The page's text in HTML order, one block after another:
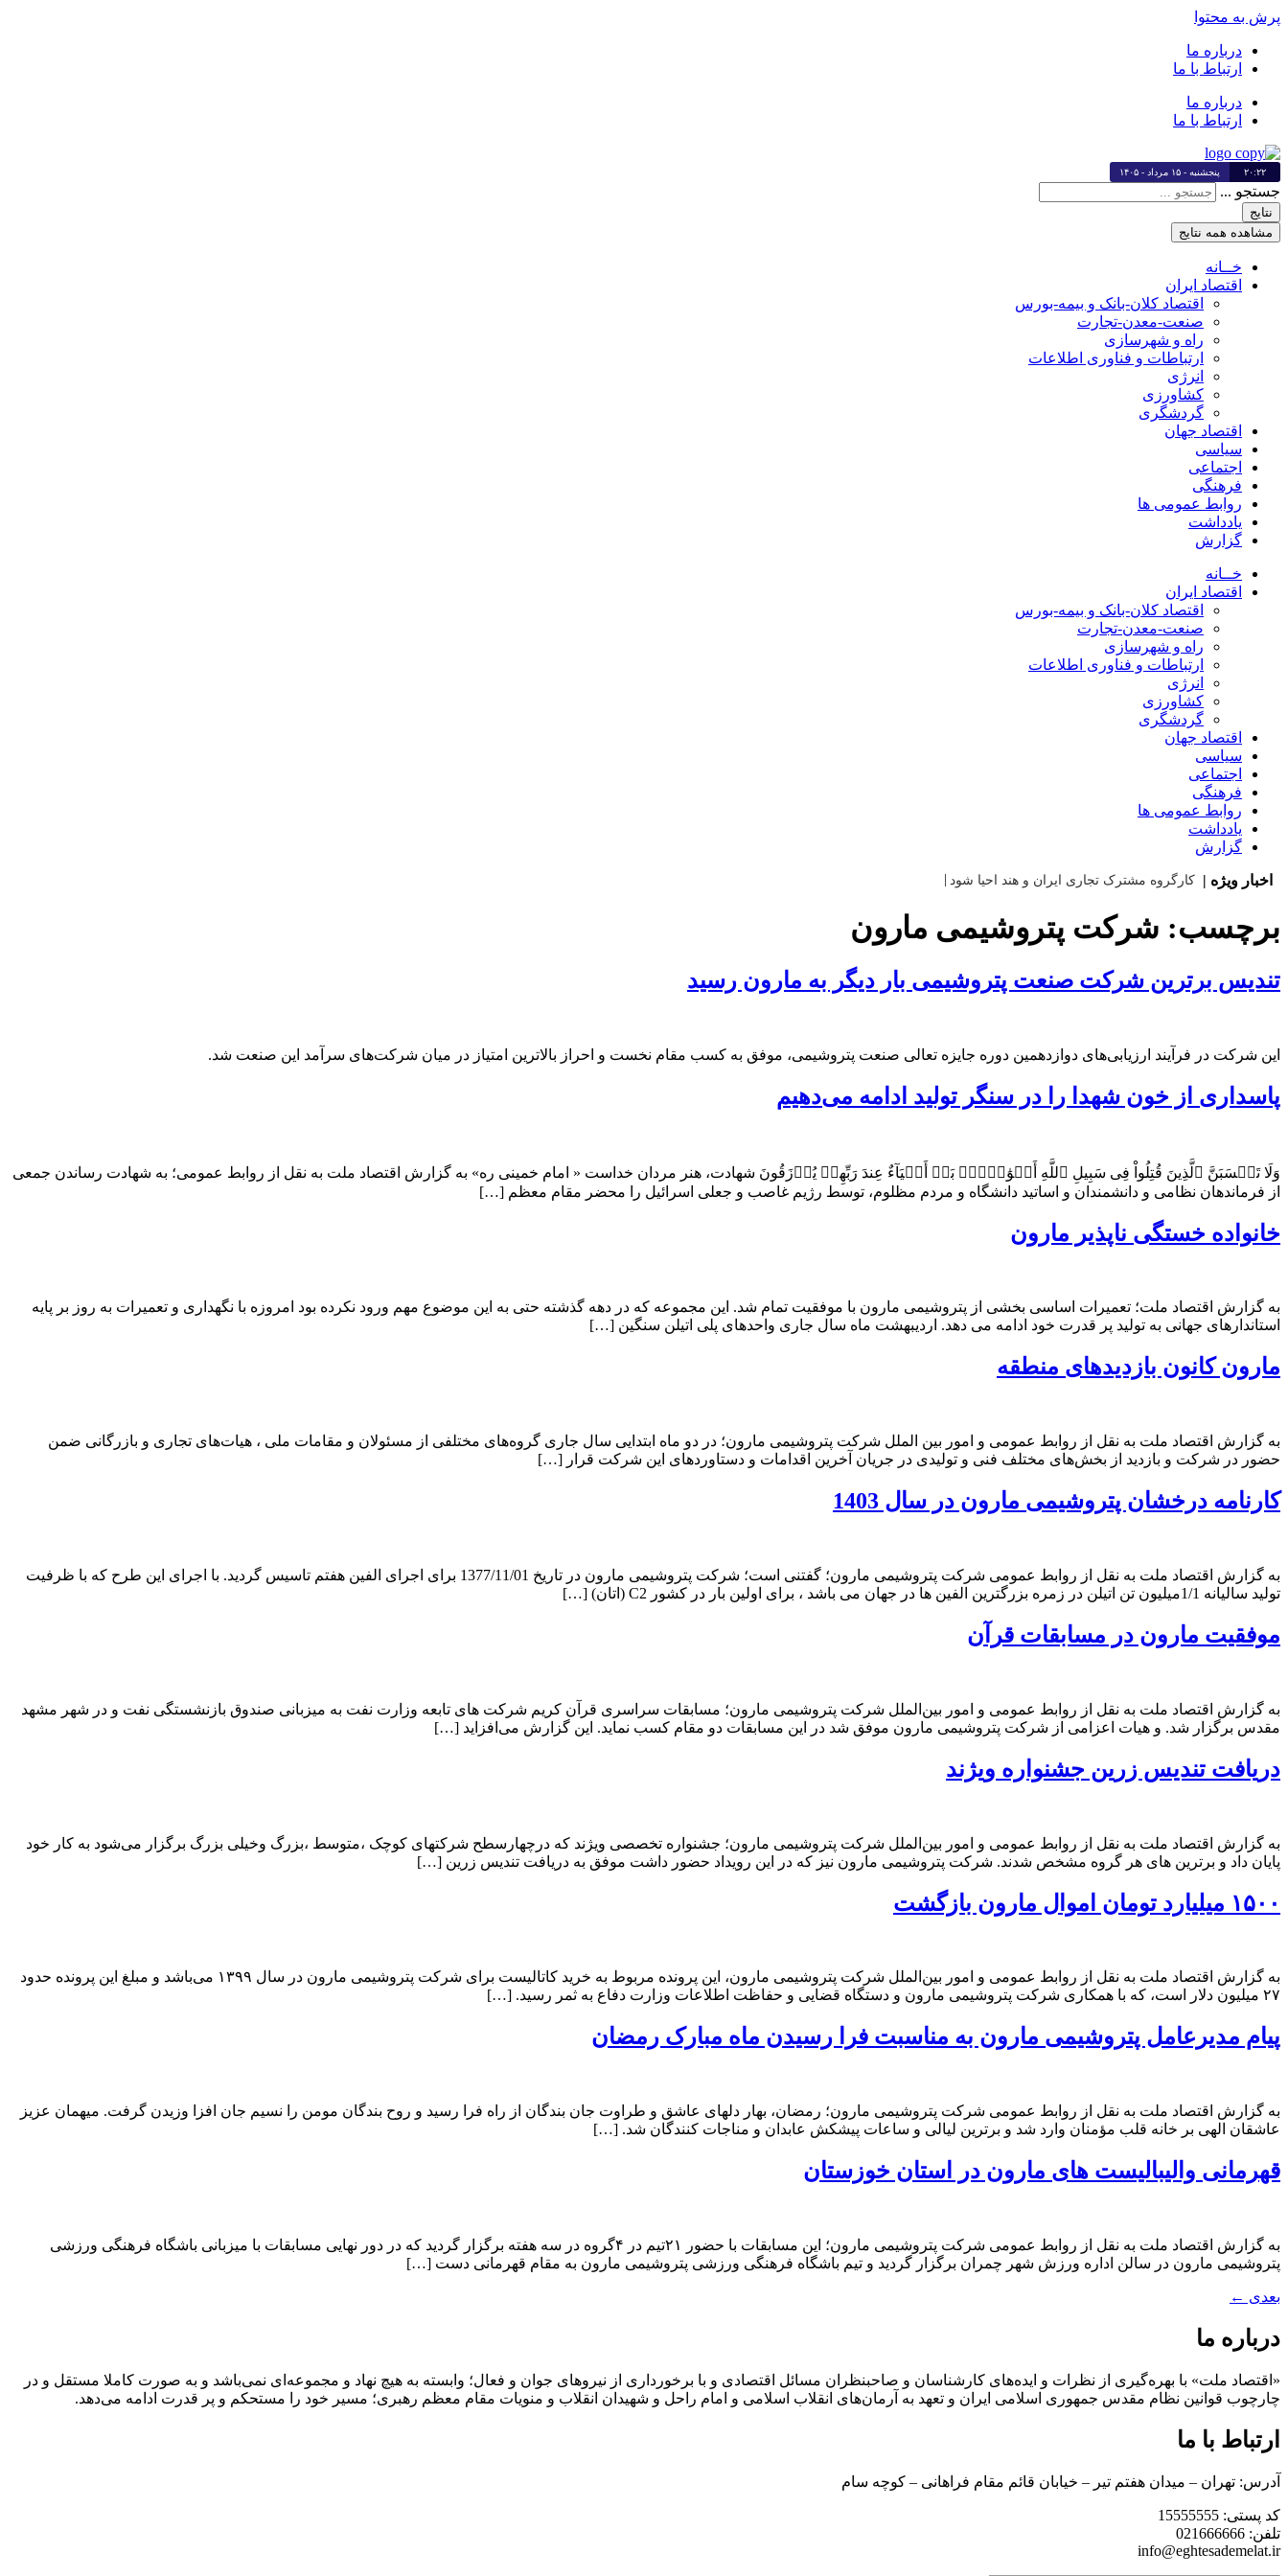
پرش به محتوا
درباره ما
ارتباط با ما
درباره ما
ارتباط با ما
۲۰:۲۲ پنجشنبه - ۱۵ مرداد - ۱۴۰۵
جستجو ...
نتایج
مشاهده همه نتایج
خــانه
اقتصاد ایران
اقتصاد کلان-بانک و بیمه-بورس
صنعت-معدن-تجارت
راه و شهرسازی
ارتباطات و فناوری اطلاعات
انرژی
کشاورزی
گردشگری
اقتصاد جهان
سیاسی
اجتماعی
فرهنگی
روابط عمومی ها
یادداشت
گزارش
خــانه
اقتصاد ایران
اقتصاد کلان-بانک و بیمه-بورس
صنعت-معدن-تجارت
راه و شهرسازی
ارتباطات و فناوری اطلاعات
انرژی
کشاورزی
گردشگری
اقتصاد جهان
سیاسی
اجتماعی
فرهنگی
روابط عمومی ها
یادداشت
گزارش
اخبار ویژه | کارگروه مشترک تجاری ایران و هند احیا شود
برچسب: شرکت پتروشیمی مارون
تندیس برترین شرکت صنعت پتروشیمی بار دیگر به مارون رسید
این شرکت در فرآیند ارزیابی‌های دوازدهمین دوره جایزه تعالی صنعت پتروشیمی، موفق به کسب مقام نخست و احراز بالاترین امتیاز در میان شرکت‌های سرآمد این صنعت شد.
پاسداری از خون شهدا را در سنگر تولید ادامه می‌دهیم
وَلَا تَحۡسَبَنَّ ٱلَّذِینَ قُتِلُواْ فِی سَبِیلِ ٱللَّهِ أَمۡوَٰتَۢاۚ بَلۡ أَحۡیَآءٌ عِندَ رَبِّهِمۡ یُرۡزَقُونَ شهادت، هنر مردان خداست « امام خمینی ره» به گزارش اقتصاد ملت به نقل از روابط عمومی؛ به شهادت رساندن جمعی
از فرماندهان نظامی و دانشمندان و اساتید دانشگاه و مردم مظلوم، توسط رژیم غاصب و جعلی اسرائیل را محضر مقام معظم […]
خانواده خستگی ناپذیر مارون
به گزارش اقتصاد ملت؛ تعمیرات اساسی بخشی از پتروشیمی مارون با موفقیت تمام شد. این مجموعه که در دهه گذشته حتی به این موضوع مهم ورود نکرده بود امروزه با نگهداری و تعمیرات به روز بر پایه
استاندارهای جهانی به تولید پر قدرت خود ادامه می دهد. اردیبهشت ماه سال جاری واحد‌های پلی اتیلن سنگین […]
مارون کانون بازدید‌های منطقه
به گزارش اقتصاد ملت به نقل از روابط عمومی و امور بین الملل شرکت پتروشیمی مارون؛ در دو ماه ابتدایی سال جاری گروه‌های مختلفی از مسئولان و مقامات ملی ، هیات‌های تجاری و بازرگانی ضمن
حضور در شرکت و بازدید از بخش‌های مختلف فنی و تولیدی در جریان آخرین اقدامات و دستاوردهای این شرکت قرار […]
کارنامه درخشان پتروشیمی مارون در سال 1403
به گزارش اقتصاد ملت به نقل از روابط عمومی شرکت پتروشیمی مارون؛ گفتنی است؛ شرکت پتروشیمی مارون در تاریخ 1377/11/01 برای اجرای الفین هفتم تاسیس گردید. با اجرای این طرح که با ظرفیت
تولید سالیانه 1/1میلیون تن اتیلن در زمره بزرگترین الفین ها در جهان می باشد ، برای اولین بار در کشور C2 (اتان) […]
موفقیت مارون در مسابقات قرآن
به گزارش اقتصاد ملت به نقل از روابط عمومی و امور بین‌الملل شرکت پتروشیمی مارون؛ مسابقات سراسری قرآن کریم شرکت های تابعه وزارت نفت به میزبانی صندوق بازنشستگی نفت و در شهر مشهد
مقدس برگزار شد. و هیات اعزامی از شرکت پتروشیمی مارون موفق شد در این مسابقات دو مقام کسب نماید. این گزارش می‌افزاید […]
دریافت تندیس زرین جشنواره ویژند
به گزارش اقتصاد ملت به نقل از روابط عمومی و امور بین‌الملل شرکت پتروشیمی مارون؛ جشنواره تخصصی ویژند که درچهارسطح شرکتهای کوچک ،متوسط ،بزرگ وخیلی بزرگ برگزار می‌شود به کار خود
پایان داد و برترین های هر گروه مشخص شدند. شرکت پتروشیمی مارون نیز که در این رویداد حضور داشت موفق به دریافت تندیس زرین […]
۱۵۰۰ میلیارد تومان اموال مارون بازگشت
به گزارش اقتصاد ملت به نقل از روابط عمومی و امور بین‌الملل شرکت پتروشیمی مارون، این پرونده مربوط به خرید کاتالیست برای شرکت پتروشیمی مارون در سال ۱۳۹۹ می‌باشد و مبلغ این پرونده حدود
۲۷ میلیون دلار است، که با همکاری شرکت پتروشیمی مارون و دستگاه قضایی و حفاظت اطلاعات وزارت دفاع به ثمر رسید. […]
پیام مدیرعامل پتروشیمی مارون به مناسبت فرا رسیدن ماه مبارک رمضان
به گزارش اقتصاد ملت به نقل از روابط عمومی شرکت پتروشیمی مارون؛ رمضان، بهار دلهای عاشق و طراوت جان بندگان از راه فرا رسید و روح بندگان مومن را نسیم جان افزا وزیدن گرفت. میهمان عزیز
عاشقان الهی بر خانه قلب مؤمنان وارد شد و برترین لیالی و ساعات پیشکش عابدان و مناجات کنندگان شد. […]
قهرمانی والیبالیست های مارون در استان خوزستان
به گزارش اقتصاد ملت به نقل از روابط عمومی شرکت پتروشیمی مارون؛ این مسابقات با حضور ۲۱تیم در ۴گروه در سه هفته برگزار گردید که در دور نهایی مسابقات با میزبانی باشگاه فرهنگی ورزشی
پتروشیمی مارون در سالن اداره ورزش شهر چمران برگزار گردید و تیم باشگاه فرهنگی ورزشی پتروشیمی مارون به مقام قهرمانی دست […]
بعدی ←
درباره ما
«اقتصاد ملت» با بهره‌گیری از نظرات و ایده‌های کارشناسان و صاحبنظران مسائل اقتصادی و با برخورداری از نیروهای جوان و فعال؛ وابسته به هیچ نهاد و مجموعه‌ای نمی‌‌باشد و به صورت کاملا مستقل و در
چارچوب قوانین نظام مقدس جمهوری اسلامی ایران و تعهد به آرمان‌های انقلاب اسلامی و امام راحل و شهیدان انقلاب و منویات مقام معظم رهبری؛ مسیر خود را مستحکم و پر قدرت ادامه می‌دهد.
ارتباط با ما
آدرس: تهران – میدان هفتم تیر – خیابان قائم مقام فراهانی – کوچه سام
کد پستی: 15555555
تلفن: 021666666
info@eghtesademelat.ir